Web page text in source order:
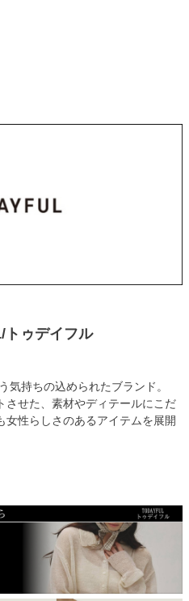
トゥデイフル
気持ちの込められたブランド。
させた、素材やディテールにこだ
女性らしさのあるアイテムを展開